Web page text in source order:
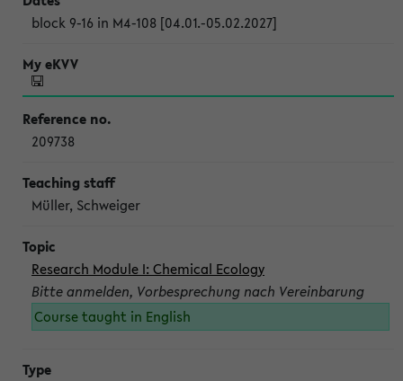
block 9-16 in M4-108 [04.01.-05.02.2027]
209738
Müller, Schweiger
Research Module I: Chemical Ecology
Bitte anmelden, Vorbesprechung nach Vereinbarung
Course taught in English